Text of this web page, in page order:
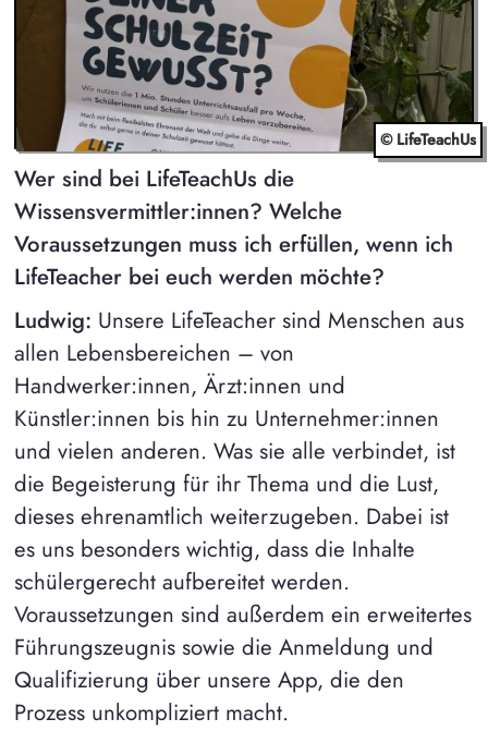
© LifeTeachUs
Wer sind bei LifeTeachUs die
Wissensvermittler:innen? Welche
Voraussetzungen muss ich erfüllen, wenn ich
LifeTeacher bei euch werden möchte?
Ludwig: Unsere LifeTeacher sind Menschen aus
allen Lebensbereichen – von
Handwerker:innen, Ärzt:innen und
Künstler:innen bis hin zu Unternehmer:innen
und vielen anderen. Was sie alle verbindet, ist
die Begeisterung für ihr Thema und die Lust,
dieses ehrenamtlich weiterzugeben. Dabei ist
es uns besonders wichtig, dass die Inhalte
schülergerecht aufbereitet werden.
Voraussetzungen sind außerdem ein erweitertes
Führungszeugnis sowie die Anmeldung und
Qualifizierung über unsere App, die den
Prozess unkompliziert macht.